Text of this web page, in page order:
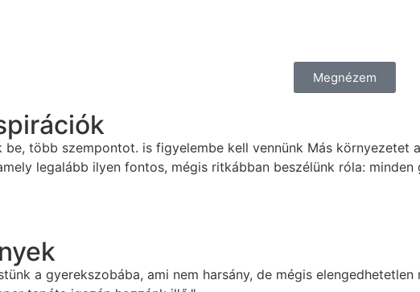
Megnézem
több szempontot. is figyelembe kell vennünk Más környezetet
legalább ilyen fontos, mégis ritkábban beszélünk róla:
a gyerekszobába, ami nem harsány, de mégis